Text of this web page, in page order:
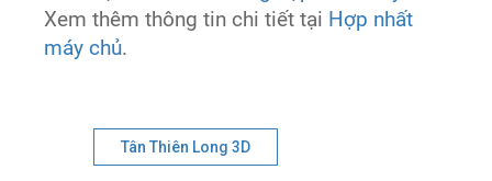
Xem thêm thông tin chi tiết tại Hợp nhất
máy chủ.
Tân Thiên Long 3D